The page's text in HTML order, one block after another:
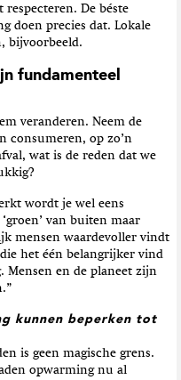
De béste
doen precies dat. Lokale
bijvoorbeeld.
fundamenteel
veranderen. Neem de
consumeren, op zo’n
wat is de reden dat we
wordt je wel eens
van buiten maar
mensen waardevoller vindt
het één belangrijker vind
Mensen en de planeet zijn
kunnen beperken tot
is geen magische grens.
opwarming nu al